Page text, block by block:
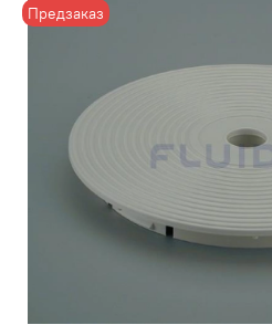
Предзаказ